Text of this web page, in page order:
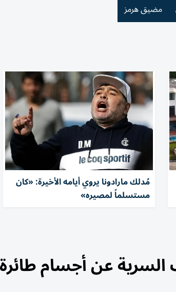
مضيق هرمز
مُدلك مارادونا يروي أيامه الأخيرة: «كان
مستسلماً لمصيره»
عن أجسام